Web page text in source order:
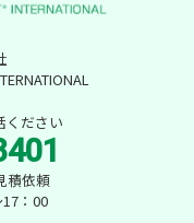
ください
積依頼
：00